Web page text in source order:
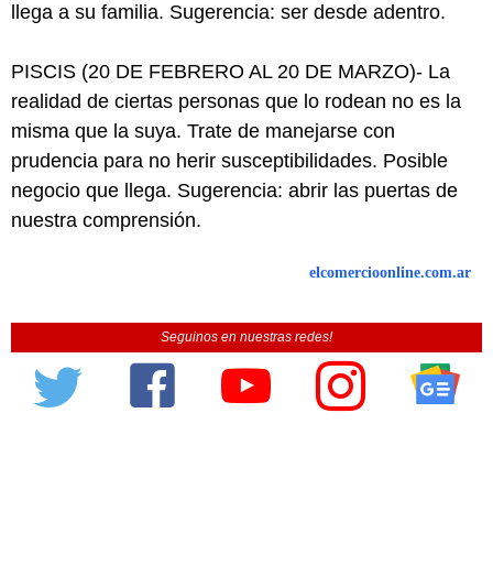
llega a su familia. Sugerencia: ser desde adentro.
PISCIS (20 DE FEBRERO AL 20 DE MARZO)- La
realidad de ciertas personas que lo rodean no es la
misma que la suya. Trate de manejarse con
prudencia para no herir susceptibilidades. Posible
negocio que llega. Sugerencia: abrir las puertas de
nuestra comprensión.
elcomercioonline.com.ar
Seguinos en nuestras redes!